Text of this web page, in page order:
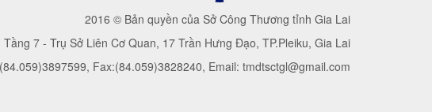
2016 © Bản quyền của Sở Công Thương tỉnh Gia Lai
7 - Trụ Sở Liên Cơ Quan, 17 Trần Hưng Đạo, TP.Pleiku, Gia Lai
Fax:(84.059)3828240, Email: tmdtsctgl@gmail.com